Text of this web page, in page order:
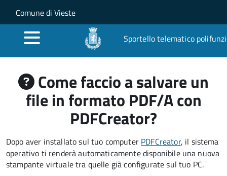
Salta al contenuto principale
Skip to site navigation
Comune di Vieste
Sportello telematico
Come faccio a salvare un
file in formato PDF/A con
PDFCreator?
Dopo aver installato sul tuo computer PDFCreator, il sistema
operativo ti renderà automaticamente disponibile una nuova
stampante virtuale tra quelle già configurate sul tuo PC.